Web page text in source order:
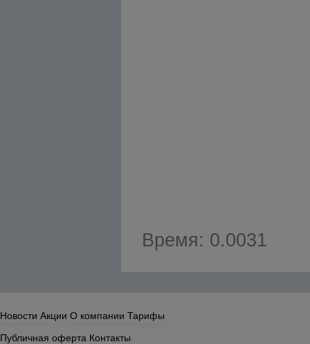
Время: 0.0031
Новости Акции О компании Тарифы
Публичная оферта Контакты